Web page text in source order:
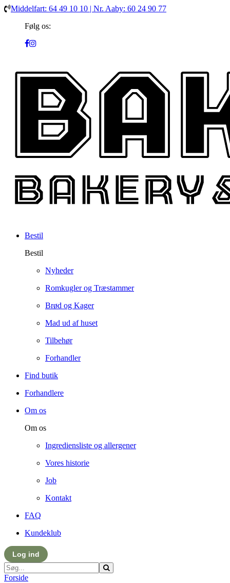
Middelfart: 64 49 10 10 | Nr. Aaby: 60 24 90 77
Følg os:
Bestil
Bestil
Nyheder
Romkugler og Træstammer
Brød og Kager
Mad ud af huset
Tilbehør
Forhandler
Find butik
Forhandlere
Om os
Om os
Ingrediensliste og allergener
Vores historie
Job
Kontakt
FAQ
Kundeklub
Log ind
Forside